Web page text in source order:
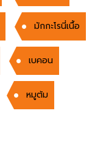
มักกะโรนี่เนื้อ
เบคอน
หมูต้ม